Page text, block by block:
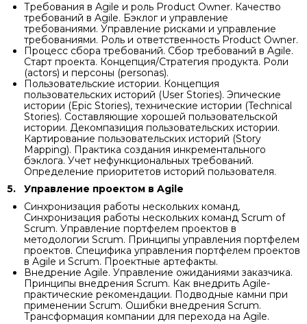
Требования в Agile и роль Product Owner. Качество
требований в Agile. Бэклог и управление
требованиями. Управление рисками и управление
требованиями. Роль и ответственность Product Owner.
Процесс сбора требований. Сбор требований в Agile.
Старт проекта. Концепция/Стратегия продукта. Роли
(actors) и персоны (personas).
Пользовательские истории. Концепция
пользовательских историй (User Stories). Эпические
истории (Epic Stories), технические истории (Technical
Stories). Составляющие хорошей пользовательской
истории. Декомпазиция пользовательских истории.
Картирование пользовательских историй (Story
Mapping). Практика создания инкрементального
бэклога. Учет нефункциональных требований.
Определение приоритетов историй пользователя.
5. Управление проектом в Agile
Синхронизация работы нескольких команд.
Синхронизация работы нескольких команд Scrum of
Scrum. Управление портфелем проектов в
методологии Scrum. Принципы управления портфелем
проектов. Специфика управления портфелем проектов
в Agile и Scrum. Проектные артефакты.
Внедрение Agile. Управление ожиданиями заказчика.
Принципы внедрения Scrum. Как внедрить Agile-
практические рекомендации. Подводные камни при
применении Scrum. Ошибки внедрения Scrum.
Трансформация компании для перехода на Аgile.